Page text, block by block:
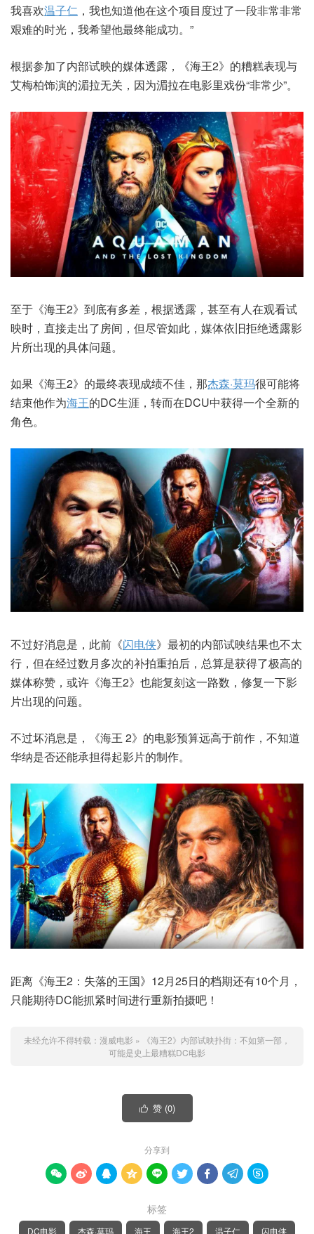
我喜欢温子仁 ，我也知道他在这个项目度过了一段非常非常
艰难的时光，我希望他最终能成功。”
根据参加了内部试映的媒体透露，《海王2》的糟糕表现与
艾梅柏饰演的湄拉无关，因为湄拉在电影里戏份“非常少”。
至于《海王2》到底有多差，根据透露，甚至有人在观看试
映时，直接走出了房间，但尽管如此，媒体依旧拒绝透露影
片所出现的具体问题。
如果《海王2》的最终表现成绩不佳，那杰森·莫玛很可能将
结束他作为海王的DC生涯，转而在DCU中获得一个全新的
角色。
不过好消息是，此前《闪电侠》最初的内部试映结果也不太
行，但在经过数月多次的补拍重拍后，总算是获得了极高的
媒体称赞，或许《海王2》也能复刻这一路数，修复一下影
片出现的问题。
不过坏消息是，《海王 2》的电影预算远高于前作，不知道
华纳是否还能承担得起影片的制作。
距离《海王2：失落的王国》12月25日的档期还有10个月，
只能期待DC能抓紧时间进行重新拍摄吧！
未经允许不得转载： 漫威电影 »
《海王2》内部试映扑街：不如第一部，
可能是史上最糟糕DC电影
 赞 (0)
分享到
        
标签
DC电影 杰森·莫玛 海王 海王2 温子仁 闪电侠